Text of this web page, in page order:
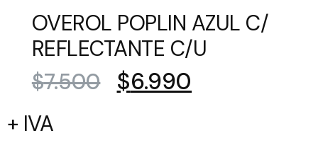
OVEROL POPLIN AZUL C/
REFLECTANTE C/U
$7.500 $6.990
+ IVA